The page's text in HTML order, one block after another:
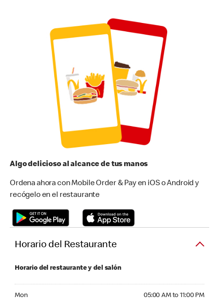
Algo delicioso al alcance de tus manos
Ordena ahora con Mobile Order & Pay en iOS o Android y
recógelo en el restaurante
Horario del Restaurante
Horario del restaurante y del salón
Mon 05:00 AM to 11:00 PM